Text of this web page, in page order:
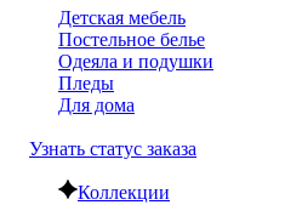
Детская мебель
Постельное белье
Одеяла и подушки
Пледы
Для дома
Узнать статус заказа
Коллекции